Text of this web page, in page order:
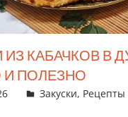
КАБАЧКОВ В
И ПОЛЕЗНО
admin
Закуски, Рецепты